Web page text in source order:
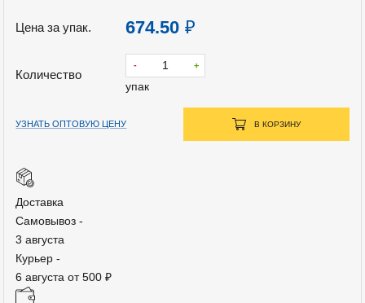
Цена за упак. 674.50 ₽
Количество
- +
упак
УЗНАТЬ ОПТОВУЮ ЦЕНУ В КОРЗИНУ
Доставка
Самовывоз -
3 августа
Курьер -
6 августа от 500 ₽